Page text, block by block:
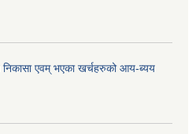
निकासा एवम् भएका खर्चहरुको आय-ब्यय